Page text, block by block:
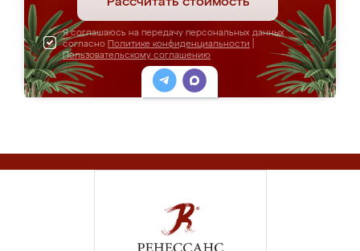
Я соглашаюсь на передачу персональных данных
согласно Политике конфиденциальности
Пользовательскому соглашению